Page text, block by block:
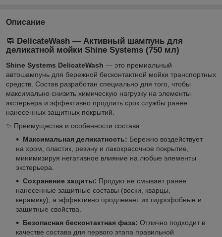
Описание
🧼 DelicateWash — Активный шампунь для
деликатной мойки Shine Systems (750 мл)
Shine Systems DelicateWash — это премиальный
автошампунь для бережной бесконтактной мойки транспортных
средств. Состав разработан специально для того, чтобы
максимально снизить химическую нагрузку на элементы
экстерьера и эффективно продлить срок службы ранее
нанесенных защитных покрытий.
✨ Преимущества и особенности состава
Максимальная деликатность: Бережно воздействует
на хром, пластик, резину и лакокрасочное покрытие,
минимизируя негативное влияние на любые элементы
экстерьера.
Сохранение защиты: Продукт не смывает ранее
нанесенные защитные составы (воски, кварцы,
керамику), а эффективно продлевает их гидрофобные и
защитные свойства.
Безопасная бесконтактная фаза: Отлично подходит в
качестве состава для первого этапа правильной